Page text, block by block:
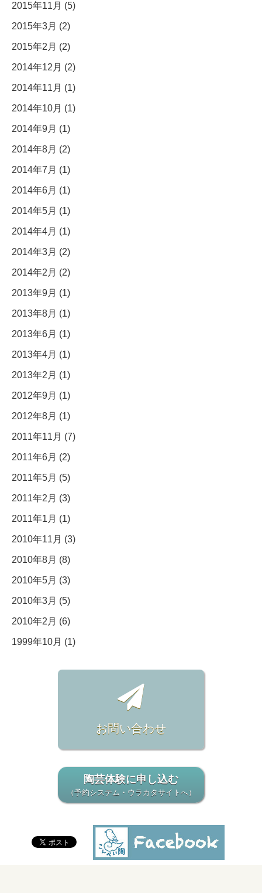
2015年11月 (5)
2015年3月 (2)
2015年2月 (2)
2014年12月 (2)
2014年11月 (1)
2014年10月 (1)
2014年9月 (1)
2014年8月 (2)
2014年7月 (1)
2014年6月 (1)
2014年5月 (1)
2014年4月 (1)
2014年3月 (2)
2014年2月 (2)
2013年9月 (1)
2013年8月 (1)
2013年6月 (1)
2013年4月 (1)
2013年2月 (1)
2012年9月 (1)
2012年8月 (1)
2011年11月 (7)
2011年6月 (2)
2011年5月 (5)
2011年2月 (3)
2011年1月 (1)
2010年11月 (3)
2010年8月 (8)
2010年5月 (3)
2010年3月 (5)
2010年2月 (6)
1999年10月 (1)
お問い合わせ
陶芸体験に申し込む
（予約システム・ウラカタサイトへ）